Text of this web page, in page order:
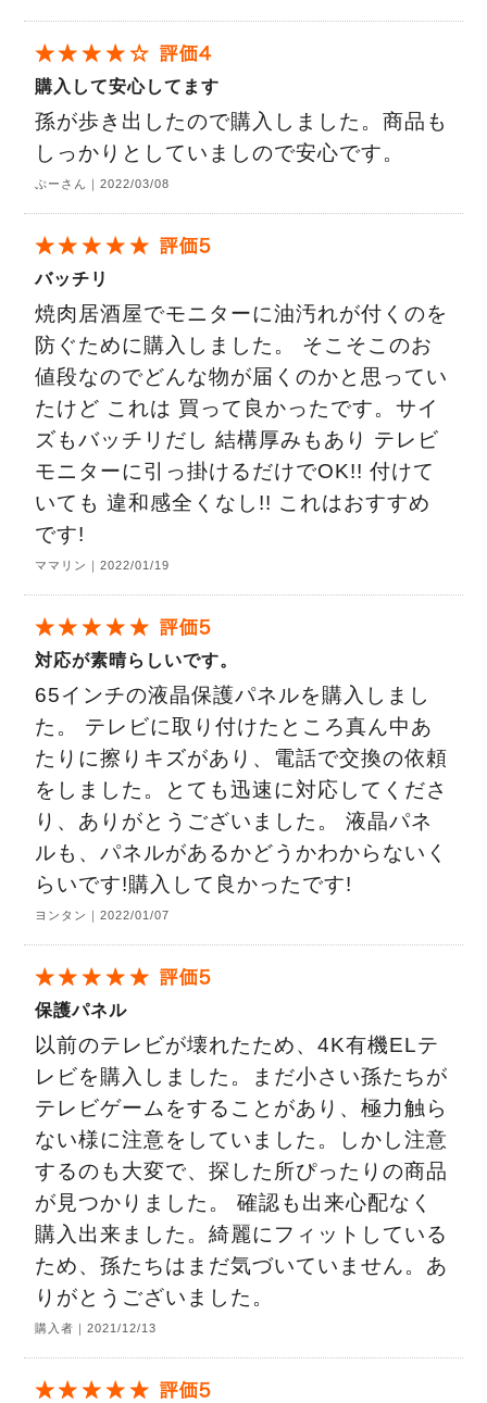
購入して安心してます
孫が歩き出したので購入しました。商品も
しっかりとしていましので安心です。
ぷーさん｜2022/03/08
バッチリ
焼肉居酒屋でモニターに油汚れが付くのを
防ぐために購入しました。 そこそこのお
値段なのでどんな物が届くのかと思ってい
たけど これは 買って良かったです。サイ
ズもバッチリだし 結構厚みもあり テレビ
モニターに引っ掛けるだけでOK!! 付けて
いても 違和感全くなし!! これはおすすめ
です!
ママリン｜2022/01/19
対応が素晴らしいです。
65インチの液晶保護パネルを購入しまし
た。 テレビに取り付けたところ真ん中あ
たりに擦りキズがあり、電話で交換の依頼
をしました。とても迅速に対応してくださ
り、ありがとうございました。 液晶パネ
ルも、パネルがあるかどうかわからないく
らいです!購入して良かったです!
ヨンタン｜2022/01/07
保護パネル
以前のテレビが壊れたため、4K有機ELテ
レビを購入しました。まだ小さい孫たちが
テレビゲームをすることがあり、極力触ら
ない様に注意をしていました。しかし注意
するのも大変で、探した所ぴったりの商品
が見つかりました。 確認も出来心配なく
購入出来ました。綺麗にフィットしている
ため、孫たちはまだ気づいていません。あ
りがとうございました。
購入者｜2021/12/13